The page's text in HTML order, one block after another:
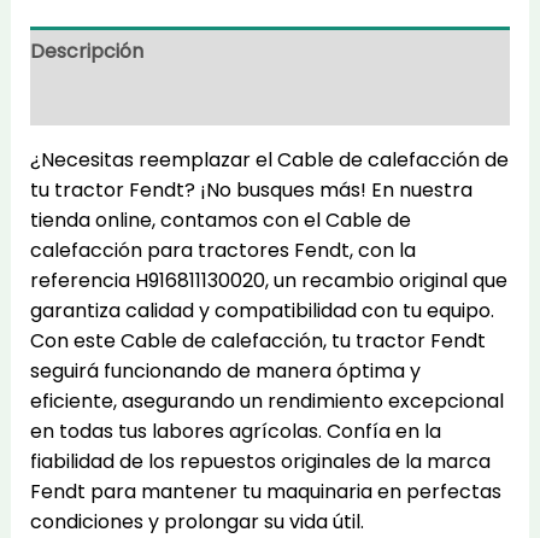
cantidad
Descripción
¿Necesitas reemplazar el Cable de calefacción de
tu tractor Fendt? ¡No busques más! En nuestra
tienda online, contamos con el Cable de
calefacción para tractores Fendt, con la
referencia H916811130020, un recambio original que
garantiza calidad y compatibilidad con tu equipo.
Con este Cable de calefacción, tu tractor Fendt
seguirá funcionando de manera óptima y
eficiente, asegurando un rendimiento excepcional
en todas tus labores agrícolas. Confía en la
fiabilidad de los repuestos originales de la marca
Fendt para mantener tu maquinaria en perfectas
condiciones y prolongar su vida útil.